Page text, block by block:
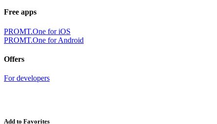
Free apps
PROMT.One for iOS
PROMT.One for Android
Offers
For developers
Add to Favorites